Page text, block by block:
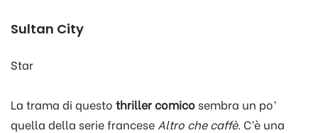
Sultan City
Star
La trama di questo thriller comicosembra un po’
quella della serie francese Altro che caffè. C’è una